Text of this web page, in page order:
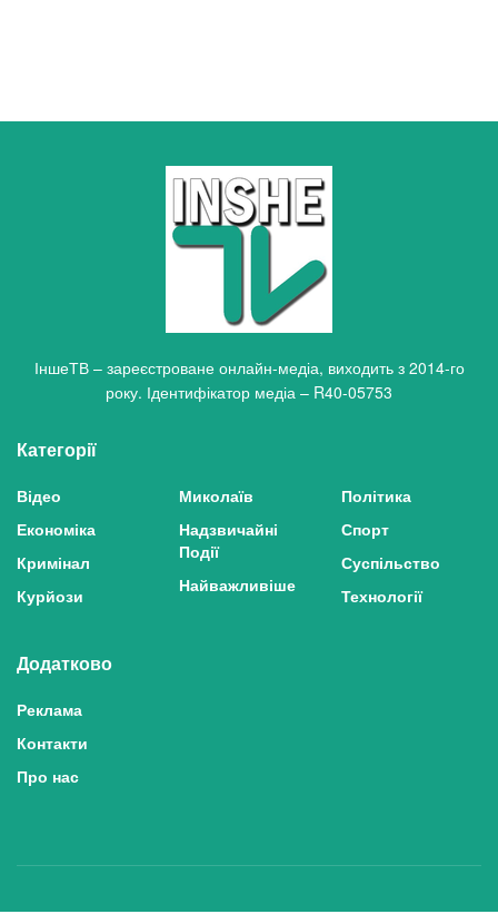
ІншеТВ – зареєстроване онлайн-медіа, виходить з 2014-го
року. Ідентифікатор медіа – R40-05753
Категорії
Відео
Економіка
Кримінал
Курйози
Миколаїв
Надзвичайні
Події
Найважливіше
Політика
Спорт
Суспільство
Технології
Додатково
Реклама
Контакти
Про нас
Політика конфіденційності та захисту персональних даних